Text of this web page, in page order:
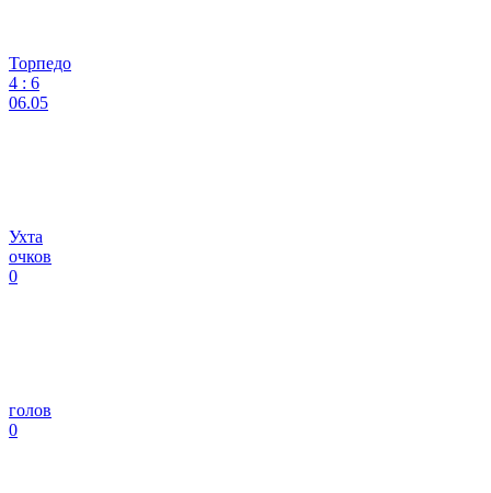
Торпедо
4 : 6
06.05
Ухта
очков
0
голов
0